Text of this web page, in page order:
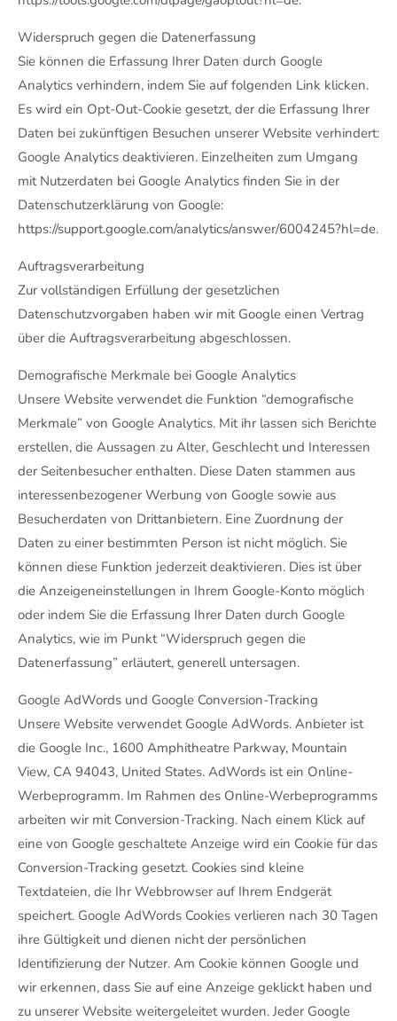
Widerspruch gegen die Datenerfassung
Sie können die Erfassung Ihrer Daten durch Google
Analytics verhindern, indem Sie auf folgenden Link klicken.
Es wird ein Opt-Out-Cookie gesetzt, der die Erfassung Ihrer
Daten bei zukünftigen Besuchen unserer Website verhindert:
Google Analytics deaktivieren. Einzelheiten zum Umgang
mit Nutzerdaten bei Google Analytics finden Sie in der
Datenschutzerklärung von Google:
https://support.google.com/analytics/answer/6004245?hl=de.
Auftragsverarbeitung
Zur vollständigen Erfüllung der gesetzlichen
Datenschutzvorgaben haben wir mit Google einen Vertrag
über die Auftragsverarbeitung abgeschlossen.
Demografische Merkmale bei Google Analytics
Unsere Website verwendet die Funktion “demografische
Merkmale” von Google Analytics. Mit ihr lassen sich Berichte
erstellen, die Aussagen zu Alter, Geschlecht und Interessen
der Seitenbesucher enthalten. Diese Daten stammen aus
interessenbezogener Werbung von Google sowie aus
Besucherdaten von Drittanbietern. Eine Zuordnung der
Daten zu einer bestimmten Person ist nicht möglich. Sie
können diese Funktion jederzeit deaktivieren. Dies ist über
die Anzeigeneinstellungen in Ihrem Google-Konto möglich
oder indem Sie die Erfassung Ihrer Daten durch Google
Analytics, wie im Punkt “Widerspruch gegen die
Datenerfassung” erläutert, generell untersagen.
Google AdWords und Google Conversion-Tracking
Unsere Website verwendet Google AdWords. Anbieter ist
die Google Inc., 1600 Amphitheatre Parkway, Mountain
View, CA 94043, United States. AdWords ist ein Online-
Werbeprogramm. Im Rahmen des Online-Werbeprogramms
arbeiten wir mit Conversion-Tracking. Nach einem Klick auf
eine von Google geschaltete Anzeige wird ein Cookie für das
Conversion-Tracking gesetzt. Cookies sind kleine
Textdateien, die Ihr Webbrowser auf Ihrem Endgerät
speichert. Google AdWords Cookies verlieren nach 30 Tagen
ihre Gültigkeit und dienen nicht der persönlichen
Identifizierung der Nutzer. Am Cookie können Google und
wir erkennen, dass Sie auf eine Anzeige geklickt haben und
zu unserer Website weitergeleitet wurden. Jeder Google